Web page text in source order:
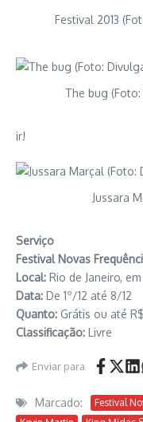
Festival 2013
The bug
ir!
Jussara
Serviço
Festival Novas
Local: Rio de Janeiro,
Data: De 1º/12 até 8/12
Quanto: Grátis ou até
Classificação: Livre
Enviar para
Marcado: Festival